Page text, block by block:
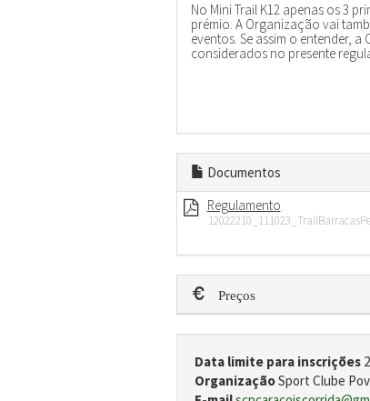
No Mini Trail K12 apenas os 3
prémio. A Organização vai
eventos. Se assim o entender,
considerados no presente
Documentos
Regulamento
Preços
Data limite para inscrições
OrganizaçãoSport Clube